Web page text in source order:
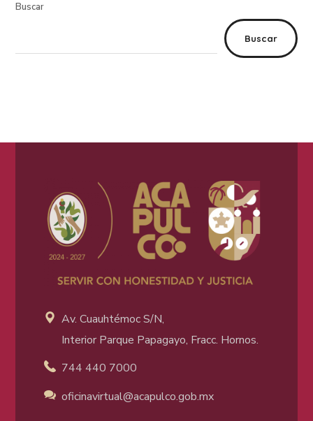
Buscar
Buscar
Av. Cuauhtémoc S/N,
Interior Parque Papagayo, Fracc. Hornos.
744 440 7000
oficinavirtual@acapulco.gob.mx